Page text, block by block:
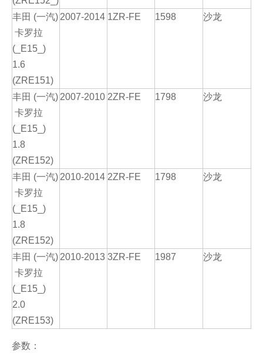
丰田 (一汽)
卡罗拉
(_E15_)
1.6
(ZRE151)
2007-2014 1ZR-FE 1598 沙龙
丰田 (一汽)
卡罗拉
(_E15_)
1.8
(ZRE152)
2007-2010 2ZR-FE 1798 沙龙
丰田 (一汽)
卡罗拉
(_E15_)
1.8
(ZRE152)
2010-2014 2ZR-FE 1798 沙龙
丰田 (一汽)
卡罗拉
(_E15_)
2.0
(ZRE153)
2010-2013 3ZR-FE 1987 沙龙
参数：